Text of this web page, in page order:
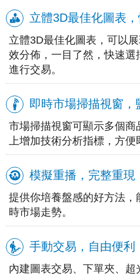
立體3D最佳化圖表
立體3D最佳化圖表，可以
效分佈，一目了然，快速選
進行交易。
即時市場掃描視窗
市場掃描視窗可顯示多個
上增加技術分析指標，方便
模擬重播，完整重現
提供你培養盤感的好方法，
時市場走勢。
手動交易，自由便利
內建圖表交易、下單夾、